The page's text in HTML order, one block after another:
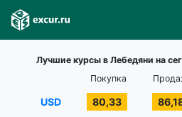
Лучшие курсы в Лебедяни на
Покупка
USD 80,33